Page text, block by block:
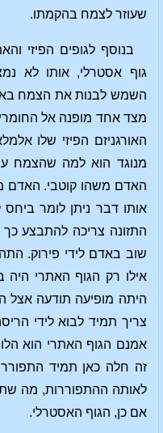
שעוזר לצמח בהקמתו.
בנוסף לגופים הפיזי
גוף אסטרלי, אותו לא
השמש לבנות את הצמח
מצד אחד מופנה אל
האורגניזם הפיזי שלו
מנוגד הוא למה שהצמח
האדם משהו קוטבי. האדם
אותו דבר ניתן לומר ביחס
התזונה צריכה להתבצע
שוב באדם לידי פירוק.
אילו רק הגוף האתרי היה
היתה מופיעה תודעה אצל
צריך תמיד לבוא לידי
אמנם הגוף האתרי הוא
זה חלה כאן תמיד
לאותה ההתפוררות, מה
אם כן, הגוף האסטרלי.